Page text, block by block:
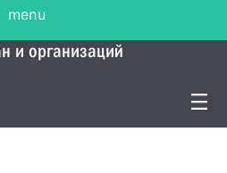
и организаций